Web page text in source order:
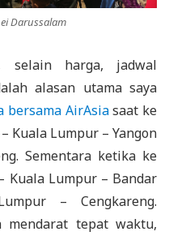
Darussalam
selain harga, jadwal
alasan utama saya
bersama AirAsiasaat ke
Kuala Lumpur – Yangon
Sementara ketika ke
Kuala Lumpur – Bandar
– Cengkareng.
mendarat tepat waktu,